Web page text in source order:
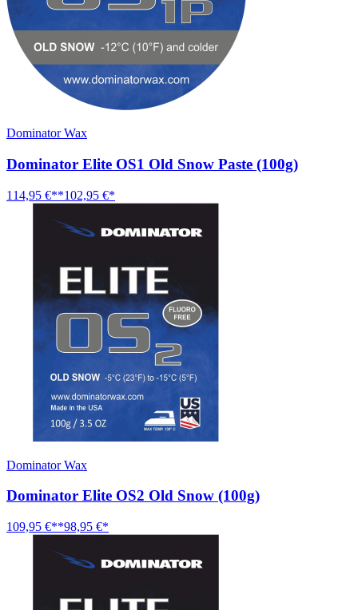
Dominator Wax
Dominator Elite OS1 Old Snow Paste (100g)
114,95 €**102,95 €*
Dominator Wax
Dominator Elite OS2 Old Snow (100g)
109,95 €**98,95 €*